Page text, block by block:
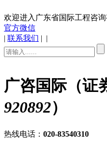
欢迎进入广东省国际工程咨询
官方微信
| 联系我们 | |
广咨国际（证
920892）
热线电话： 020-83540310